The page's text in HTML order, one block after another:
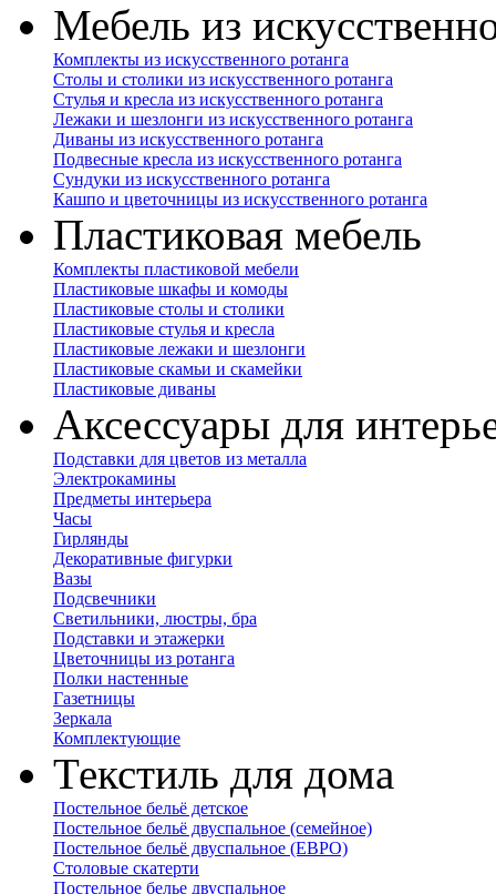
Мебель из
Комплекты из искусственного ротанга
Столы и столики из искусственного ротанга
Стулья и кресла из искусственного ротанга
Лежаки и шезлонги из искусственного ротанга
Диваны из искусственного ротанга
Подвесные кресла из искусственного ротанга
Сундуки из искусственного ротанга
Кашпо и цветочницы из искусственного ротанга
Пластиковая мебель
Комплекты пластиковой мебели
Пластиковые шкафы и комоды
Пластиковые столы и столики
Пластиковые стулья и кресла
Пластиковые лежаки и шезлонги
Пластиковые скамьи и скамейки
Пластиковые диваны
Аксессуары для
Подставки для цветов из металла
Электрокамины
Предметы интерьера
Часы
Гирлянды
Декоративные фигурки
Вазы
Подсвечники
Светильники, люстры, бра
Подставки и этажерки
Цветочницы из ротанга
Полки настенные
Газетницы
Зеркала
Комплектующие
Текстиль для дома
Постельное бельё детское
Постельное бельё двуспальное (семейное)
Постельное бельё двуспальное (ЕВРО)
Столовые скатерти
Постельное белье двуспальное